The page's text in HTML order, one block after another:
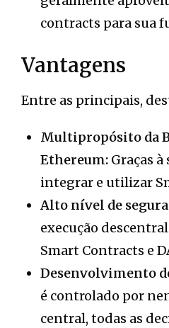
contracts para sua
Vantagens
Entre as principais,
Multipropósito da
Ethereum: Graças
integrar e utilizar
Alto nível de
execução
Smart Contracts e
Desenvolvimento
é controlado por
central, todas as